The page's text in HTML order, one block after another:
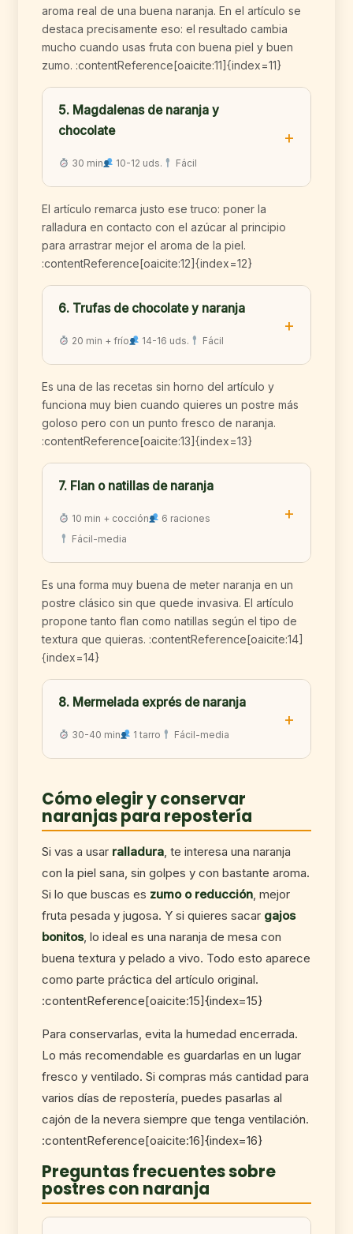
aroma real de una buena naranja. En el artículo se
destaca precisamente eso: el resultado cambia
mucho cuando usas fruta con buena piel y buen
zumo. :contentReference[oaicite:11]{index=11}
5. Magdalenas de naranja y
chocolate
30 min 10-12 uds. Fácil
El artículo remarca justo ese truco: poner la
ralladura en contacto con el azúcar al principio
para arrastrar mejor el aroma de la piel.
:contentReference[oaicite:12]{index=12}
6. Trufas de chocolate y naranja
20 min + frío 14-16 uds. Fácil
Es una de las recetas sin horno del artículo y
funciona muy bien cuando quieres un postre más
goloso pero con un punto fresco de naranja.
:contentReference[oaicite:13]{index=13}
7. Flan o natillas de naranja
10 min + cocción
6 raciones
Fácil-media
Es una forma muy buena de meter naranja en un
postre clásico sin que quede invasiva. El artículo
propone tanto flan como natillas según el tipo de
textura que quieras. :contentReference[oaicite:14]
{index=14}
8. Mermelada exprés de naranja
30-40 min 1 tarro Fácil-media
Cómo elegir y conservar
naranjas para repostería
Si vas a usar ralladura, te interesa una naranja
con la piel sana, sin golpes y con bastante aroma.
Si lo que buscas es zumo o reducción, mejor
fruta pesada y jugosa. Y si quieres sacar gajos
bonitos, lo ideal es una naranja de mesa con
buena textura y pelado a vivo. Todo esto aparece
como parte práctica del artículo original.
:contentReference[oaicite:15]{index=15}
Para conservarlas, evita la humedad encerrada.
Lo más recomendable es guardarlas en un lugar
fresco y ventilado. Si compras más cantidad para
varios días de repostería, puedes pasarlas al
cajón de la nevera siempre que tenga ventilación.
:contentReference[oaicite:16]{index=16}
Preguntas frecuentes sobre
postres con naranja